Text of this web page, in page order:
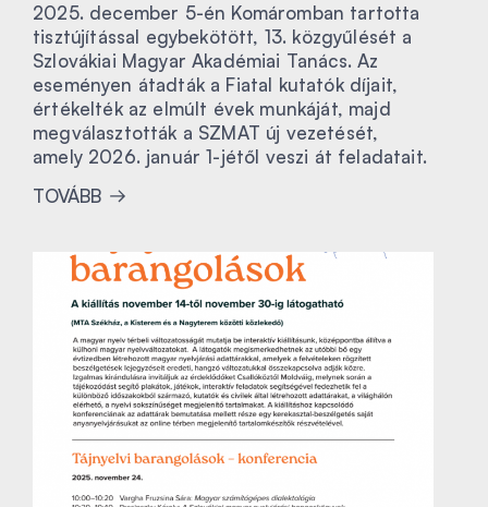
2025. december 5-én Komáromban tartotta
tisztújítással egybekötött, 13. közgyűlését a
Szlovákiai Magyar Akadémiai Tanács. Az
eseményen átadták a Fiatal kutatók díjait,
értékelték az elmúlt évek munkáját, majd
megválasztották a SZMAT új vezetését,
amely 2026. január 1-jétől veszi át feladatait.
TOVÁBB